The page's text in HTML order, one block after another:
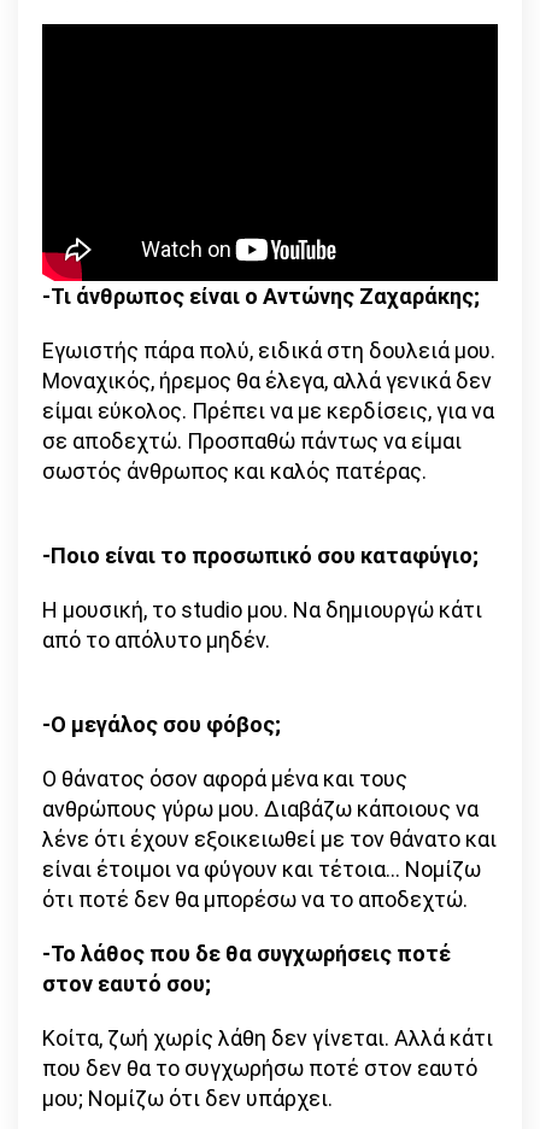
-Τι άνθρωπος είναι ο Αντώνης Ζαχαράκης;
Εγωιστής πάρα πολύ, ειδικά στη δουλειά μου.
Μοναχικός, ήρεμος θα έλεγα, αλλά γενικά δεν
είμαι εύκολος. Πρέπει να με κερδίσεις, για να
σε αποδεχτώ. Προσπαθώ πάντως να είμαι
σωστός άνθρωπος και καλός πατέρας.
-Ποιο είναι το προσωπικό σου καταφύγιο;
Η μουσική, το studio μου. Να δημιουργώ κάτι
από το απόλυτο μηδέν.
-Ο μεγάλος σου φόβος;
Ο θάνατος όσον αφορά μένα και τους
ανθρώπους γύρω μου. Διαβάζω κάποιους να
λένε ότι έχουν εξοικειωθεί με τον θάνατο και
είναι έτοιμοι να φύγουν και τέτοια… Νομίζω
ότι ποτέ δεν θα μπορέσω να το αποδεχτώ.
-Το λάθος που δε θα συγχωρήσεις ποτέ
στον εαυτό σου;
Κοίτα, ζωή χωρίς λάθη δεν γίνεται. Αλλά κάτι
που δεν θα το συγχωρήσω ποτέ στον εαυτό
μου; Νομίζω ότι δεν υπάρχει.